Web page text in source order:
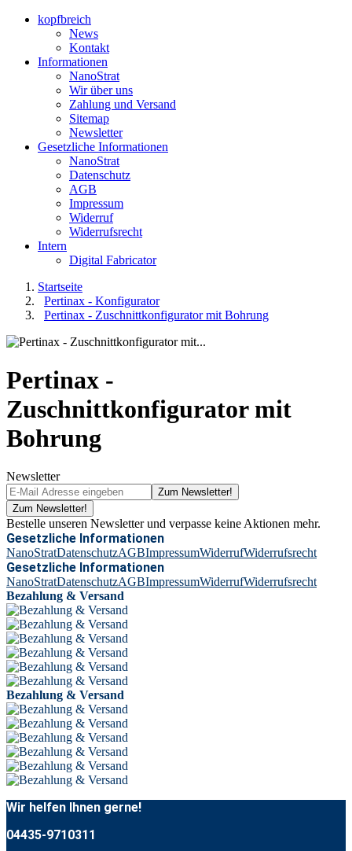
kopfbreich
News
Kontakt
Informationen
NanoStrat
Wir über uns
Zahlung und Versand
Sitemap
Newsletter
Gesetzliche Informationen
NanoStrat
Datenschutz
AGB
Impressum
Widerruf
Widerrufsrecht
Intern
Digital Fabricator
Startseite
Pertinax - Konfigurator
Pertinax - Zuschnittkonfigurator mit Bohrung
Pertinax -
Zuschnittkonfigurator mit
Bohrung
Newsletter
Zum Newsletter!
Zum Newsletter!
Bestelle unseren Newsletter und verpasse keine Aktionen mehr.
Gesetzliche Informationen
NanoStratDatenschutzAGBImpressumWiderrufWiderrufsrecht
Gesetzliche Informationen
NanoStratDatenschutzAGBImpressumWiderrufWiderrufsrecht
Bezahlung & Versand
Bezahlung & Versand
Wir helfen Ihnen gerne!
04435-9710311